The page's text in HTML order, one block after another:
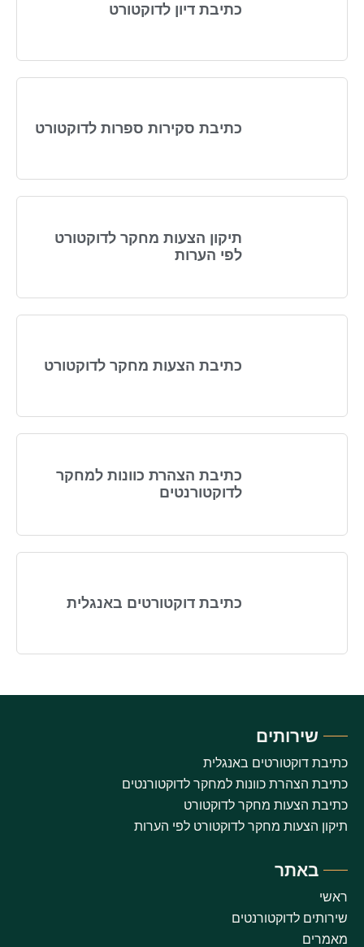
כתיבת דיון לדוקטורט
כתיבת סקירות ספרות לדוקטורט
תיקון הצעות מחקר לדוקטורט
לפי הערות
כתיבת הצעות מחקר לדוקטורט
כתיבת הצהרת כוונות למחקר
לדוקטורנטים
כתיבת דוקטורטים באנגלית
שירותים
כתיבת דוקטורטים באנגלית
כתיבת הצהרת כוונות למחקר לדוקטורנטים
כתיבת הצעות מחקר לדוקטורט
תיקון הצעות מחקר לדוקטורט לפי הערות
באתר
ראשי
שירותים לדוקטורנטים
מאמרים